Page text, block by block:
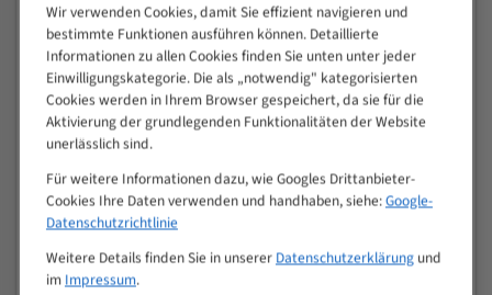
50
4/5
80
> 100
VOLLMATERIAL
M (mm)
Zoll (ZpZ))
>
25
10/14
15 - 40
8/12
25 - 50
Wir verwenden Cookies, damit Sie effizient navigieren und
bestimmte Funktionen ausführen können. Detaillierte
Informationen zu allen Cookies finden Sie unten unter jeder
Einwilligungskategorie. Die als „notwendig" kategorisierten
Cookies werden in Ihrem Browser gespeichert, da sie für die
Aktivierung der grundlegenden Funktionalitäten der Website
unerlässlich sind.
Für weitere Informationen dazu, wie Googles Drittanbieter-
Cookies Ihre Daten verwenden und handhaben, siehe:Google-
Datenschutzrichtlinie
Weitere Details finden Sie in unserer Datenschutzerklärungund
im Impressum.